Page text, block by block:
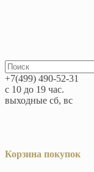
+7(499) 490-52-31
с 10 до 19 час.
выходные сб, вс
Корзина покупок